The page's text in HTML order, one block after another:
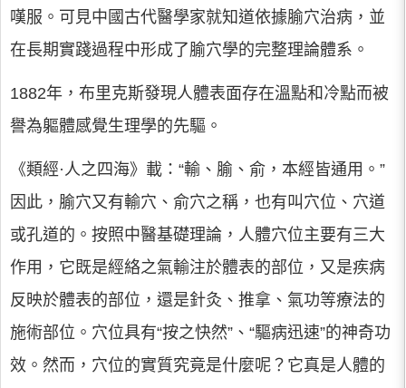
嘆服。可見中國古代醫學家就知道依據腧穴治病，並
在長期實踐過程中形成了腧穴學的完整理論體系。
1882年，布里克斯發現人體表面存在溫點和冷點而被
譽為軀體感覺生理學的先驅。
《類經·人之四海》載：“輸、腧、俞，本經皆通用。”
因此，腧穴又有輸穴、俞穴之稱，也有叫穴位、穴道
或孔道的。按照中醫基礎理論，人體穴位主要有三大
作用，它既是經絡之氣輸注於體表的部位，又是疾病
反映於體表的部位，還是針灸、推拿、氣功等療法的
施術部位。穴位具有“按之快然”、“驅病迅速”的神奇功
效。然而，穴位的實質究竟是什麼呢？它真是人體的